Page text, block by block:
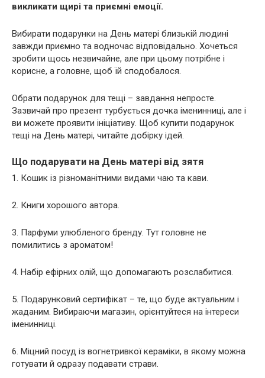
викликати щирі та приємні емоції.
Вибирати подарунки на День матері близькій людині
завжди приємно та водночас відповідально. Хочеться
зробити щось незвичайне, але при цьому потрібне і
корисне, а головне, щоб їй сподобалося.
Обрати подарунок для тещі – завдання непросте.
Зазвичай про презент турбується дочка іменинниці, але і
ви можете проявити ініціативу. Щоб купити подарунок
тещі на День матері, читайте добірку ідей.
Що подарувати на День матері від зятя
1. Кошик із різноманітними видами чаю та кави.
2. Книги хорошого автора.
3. Парфуми улюбленого бренду. Тут головне не
помилитись з ароматом!
4. Набір ефірних олій, що допомагають розслабитися.
5. Подарунковий сертифікат – те, що буде актуальним і
жаданим. Вибираючи магазин, орієнтуйтеся на інтереси
іменинниці.
6. Міцний посуд із вогнетривкої кераміки, в якому можна
готувати й одразу подавати страви.